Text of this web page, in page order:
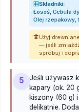
Składniki:
Łosoś, Cebula
Olej rzepakowy,
Użyj
— jeśli
spróbuj i
5
Jeśli używasz
kapary (ok. 20
kiszony (60 g)
delikatnie.